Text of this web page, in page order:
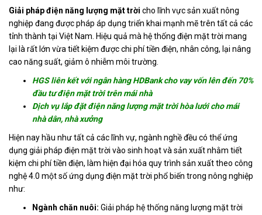
Giới
thiệu
Tin
tức
Liên
hệ
Tuyển
dụng
Giải pháp điện năng lượng mặt trời cho lĩnh vực sản xuất nông
nghiệp đang được pháp áp dụng triển khai mạnh mẽ trên tất cả các
tỉnh thành tại Việt Nam. Hiệu quả mà hệ thống điện mặt trời mang
lại là rất lớn vừa tiết kiệm được chi phí tiền điện, nhân công, lại nâng
cao năng suất, giảm ô nhiễm môi trường.
HGS liên kết với ngân hàng HDBank cho vay vốn lên đến 70%
đầu tư điện mặt trời trên mái nhà
Dịch vụ lắp đặt điện năng lượng mặt trời hòa lưới cho mái
nhà dân, nhà xưởng
Hiện nay hầu như tất cả các lĩnh vự, ngành nghề đều có thể ứng
dụng giải pháp điện mặt trời vào sinh hoạt và sản xuất nhằm tiết
kiệm chi phí tiền điện, làm hiện đại hóa quy trình sản xuất theo công
nghệ 4.0 một số ứng dụng điện mặt trời phổ biến trong nông nghiệp
như:
Ngành chăn nuôi: Giải pháp hệ thống năng lượng mặt trời